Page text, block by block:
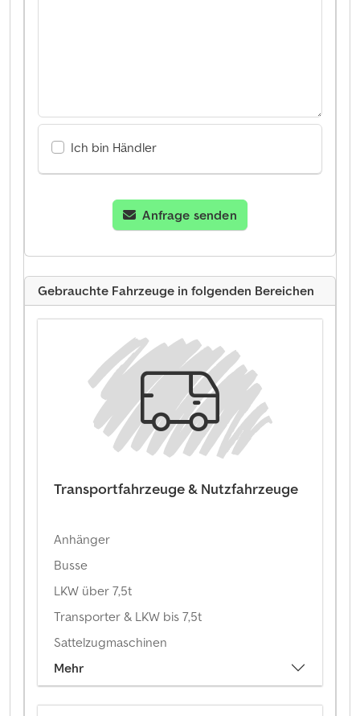
Ich bin Händler
Anfrage senden
Gebrauchte Fahrzeuge in folgenden Bereichen
Transportfahrzeuge & Nutzfahrzeuge
Anhänger
Busse
LKW über 7,5t
Transporter & LKW bis 7,5t
Sattelzugmaschinen
Mehr